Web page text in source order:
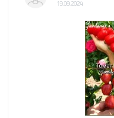
19.09.2024